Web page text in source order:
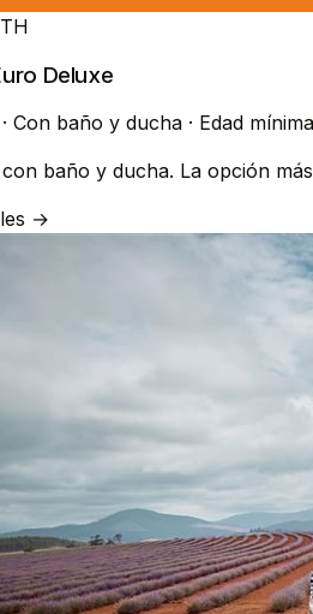
Deluxe
· Con baño y ducha · Edad
baño y ducha. La opción
→